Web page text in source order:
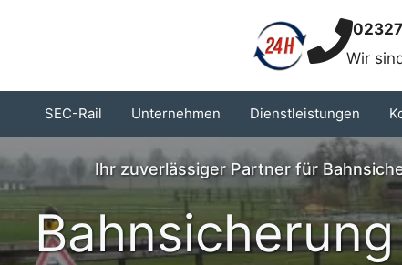
Wir
SEC-Rail Unternehmen Dienstleistungen
Ihr zuverlässiger Partner für